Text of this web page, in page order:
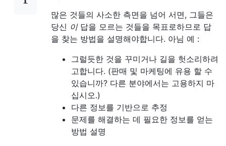
많은 것들의 사소한 측면을 넘어 서면, 그들은
당신 이답을 모르는 것들을 목표로하므로 답
을 찾는 방법을 설명해야합니다. 아님 예 :
그럴듯한 것을 꾸미거나 길을 헛소리하려
고합니다. (판매 및 마케팅에 유용 할 수
있습니까? 다른 분야에서는 고용하지 마
십시오.)
다른 정보를 기반으로 추정
문제를 해결하는 데 필요한 정보를 얻는
방법 설명